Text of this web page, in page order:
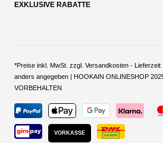
EXKLUSIVE RABATTE
*Preise inkl. MwSt. zzgl. Versandkosten -
anders angegeben | HOOKAIN ONLINESHOP
VORBEHALTEN
VORKASSE